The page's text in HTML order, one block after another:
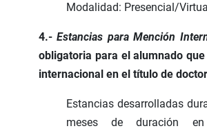
Modalidad: Presencial/
4.-Estancias para Mención
obligatoria para el alumnado
internacional en el título de
Estancias desarrolladas
meses de duración